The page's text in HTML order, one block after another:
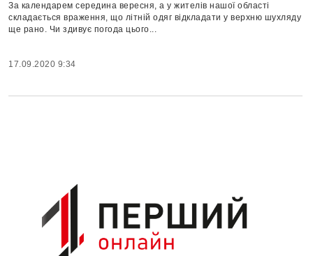
За календарем середина вересня, а у жителів нашої області
складається враження, що літній одяг відкладати у верхню шухляду
ще рано. Чи здивує погода цього...
17.09.2020 9:34